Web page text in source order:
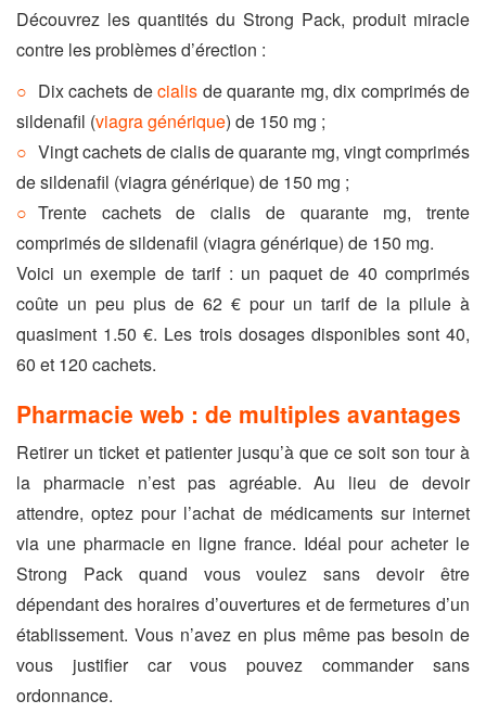
Découvrez les quantités du Strong Pack, produit miracle
contre les problèmes d’érection :
Dix cachets decialis de quarante mg, dix comprimés de
sildenafil (viagra générique) de 150 mg ;
Vingt cachets de cialis de quarante mg, vingt comprimés
de sildenafil (viagra générique) de 150 mg ;
Trente cachets de cialis de quarante mg, trente
comprimés de sildenafil (viagra générique) de 150 mg.
Voici un exemple de tarif : un paquet de 40 comprimés
coûte un peu plus de 62 € pour un tarif de la pilule à
quasiment 1.50 €. Les trois dosages disponibles sont 40,
60 et 120 cachets.
Pharmacie web : de multiples avantages
Retirer un ticket et patienter jusqu’à que ce soit son tour à
la pharmacie n’est pas agréable. Au lieu de devoir
attendre, optez pour l’achat de médicaments sur internet
via une pharmacie en ligne france. Idéal pour acheter le
Strong Pack quand vous voulez sans devoir être
dépendant des horaires d’ouvertures et de fermetures d’un
établissement. Vous n’avez en plus même pas besoin de
vous justifier car vous pouvez commander sans
ordonnance.